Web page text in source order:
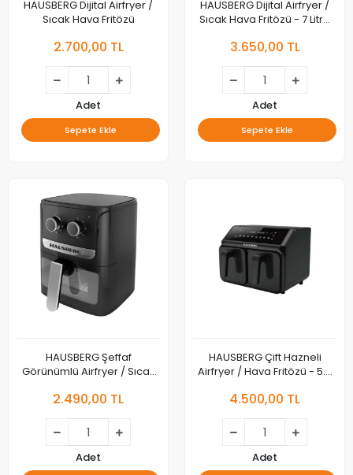
HAUSBERG Dijital Airfryer /
Sıcak Hava Fritözü
2.700,00 TL
Adet
Sepete Ekle
HAUSBERG Dijital Airfryer /
Sıcak Hava Fritözü - 7 Litre
3.650,00 TL
Adet
Sepete Ekle
HAUSBERG Şeffaf
Görünümlü Airfryer / Sıcak
Kapasiteli
2.490,00 TL
Adet
HAUSBERG Çift Hazneli
Airfryer / Hava Fritözü - 5.5
4.500,00 TL
Adet